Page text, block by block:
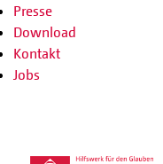
Presse
Download
Kontakt
Jobs